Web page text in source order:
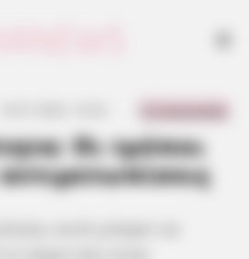
Οι τρόποι